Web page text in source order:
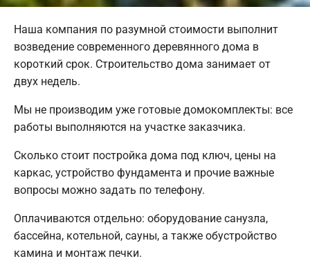
Наша компания по разумной стоимости выполнит
возведение современного деревянного дома в
короткий срок. Строительство дома занимает от
двух недель.
Мы не производим уже готовые домокомплекты: все
работы выполняются на участке заказчика.
Сколько стоит постройка дома под ключ, цены на
каркас, устройство фундамента и прочие важные
вопросы можно задать по телефону.
Оплачиваются отдельно: оборудование санузла,
бассейна, котельной, сауны, а также обустройство
камина и монтаж печки.